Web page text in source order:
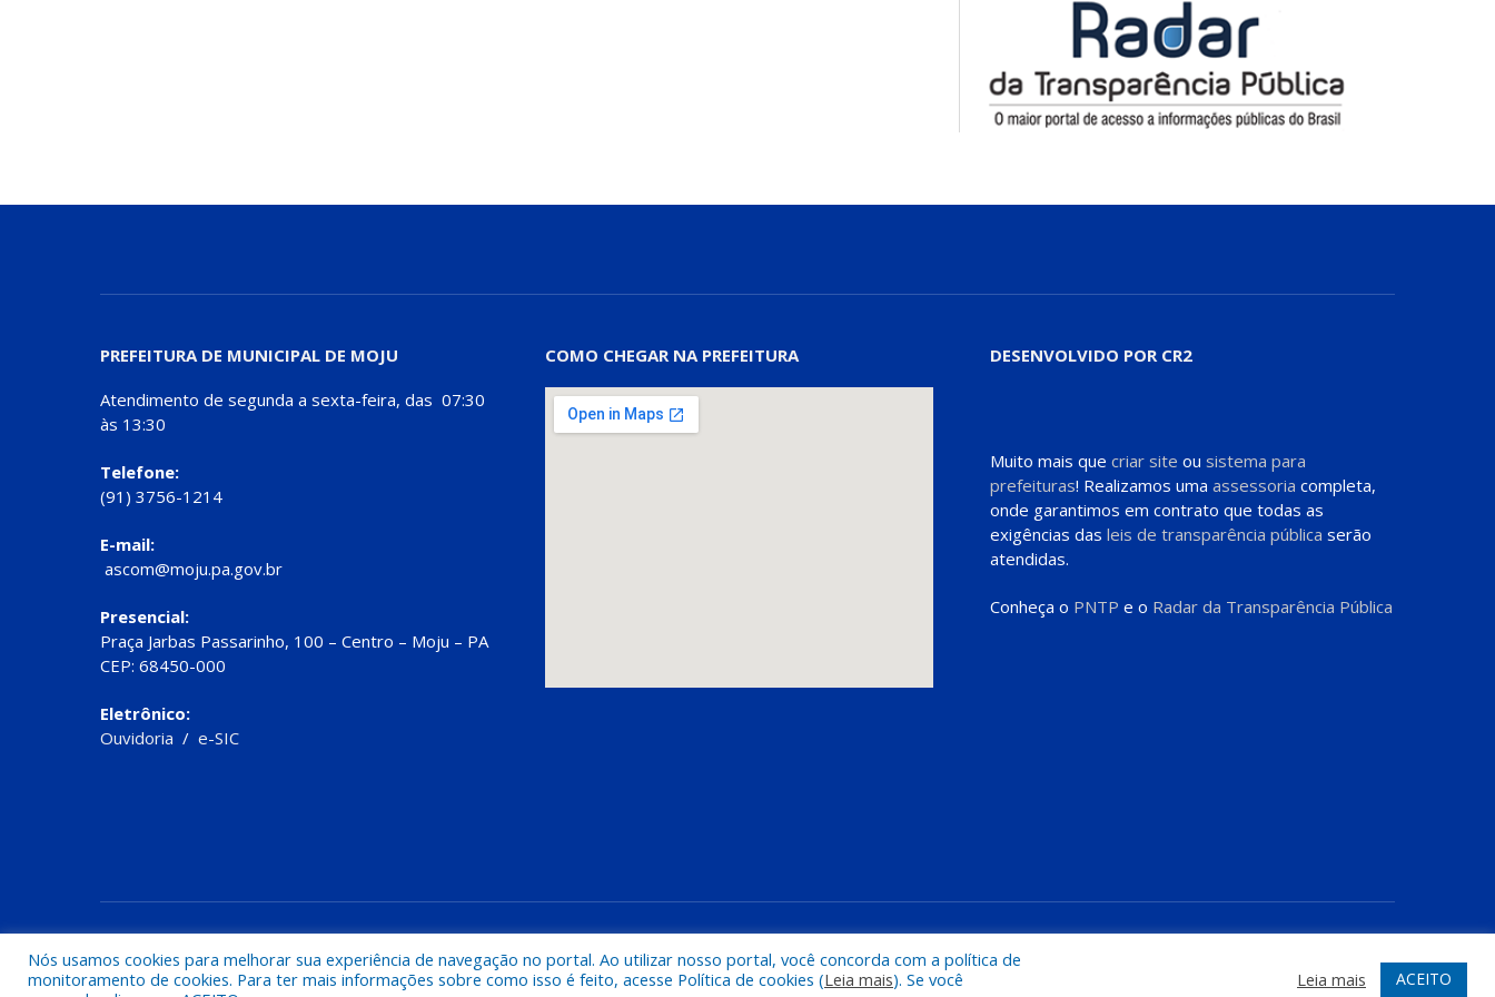
PREFEITURA DE MUNICIPAL DE MOJU
Atendimento de segunda a sexta-feira, das 07:30
às 13:30
Telefone:
(91) 3756-1214
E-mail:
ascom@moju.pa.gov.br
Presencial:
Praça Jarbas Passarinho, 100 – Centro – Moju – PA
CEP: 68450-000
Eletrônico:
Ouvidoria / e-SIC
COMO CHEGAR NA PREFEITURA DESENVOLVIDO POR CR2
Muito mais que criar site ou sistema para
prefeituras! Realizamos uma assessoria completa,
onde garantimos em contrato que todas as
exigências das leis de transparência pública serão
atendidas.
Conheça o PNTP e o Radar da Transparência Pública
Nós usamos cookies para melhorar sua experiência de navegação no portal. Ao utilizar nosso portal, você concorda com a política de
monitoramento de cookies. Para ter mais informações sobre como isso é feito, acesse Política de cookies (Leia mais). Se você
Leia mais ACEITO